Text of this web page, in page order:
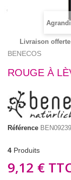
Livraison
BENECOS
ROUGE À
Référence
4 Produits
9,12 €